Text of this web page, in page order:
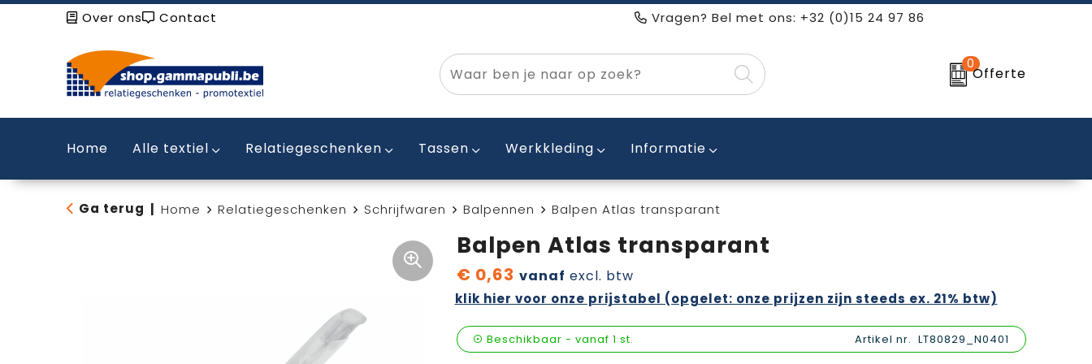
Over ons Contact Vragen? Bel met ons: +32 (0)15 24 97 86
0
Offerte
Home Alle textiel Relatiegeschenken Tassen Werkkleding Informatie
Ga terug Home Relatiegeschenken Schrijfwaren Balpennen Balpen Atlas transparant
Balpen Atlas transparant
€ 0,63 vanaf excl. btw
klik hier voor onze prijstabel (opgelet: onze prijzen zijn steeds ex. 21% btw)
Beschikbaar - vanaf 1 st. Artikel nr. LT80829_N0401